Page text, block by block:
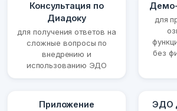
Консультация по
Диадоку
для получения ответов на
сложные вопросы по
внедрению и
использованию ЭДО
для
без
Приложение
ЭДО